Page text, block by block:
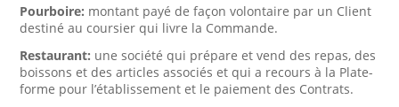
Pourboire: montant payé de façon volontaire par un Client
destiné au coursier qui livre la Commande.
Restaurant: une société qui prépare et vend des repas, des
boissons et des articles associés et qui a recours à la Plate-
forme pour l’établissement et le paiement des Contrats.